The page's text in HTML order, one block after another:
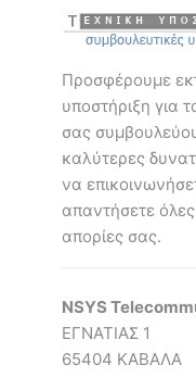
Προσφέρουμε
υποστήριξη για
σας
καλύτερες
να
απαντήσετε όλες
απορίες σας.
NSYS
ΕΓΝΑΤΙΑΣ 1
65404 ΚΑΒΑΛΑ